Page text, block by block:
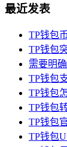
最近发表
TP钱包
TP钱包
需要明
TP钱包
TP钱包
TP钱包
TP钱包
TP钱包